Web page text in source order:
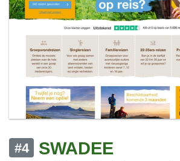
#4 SWADEE